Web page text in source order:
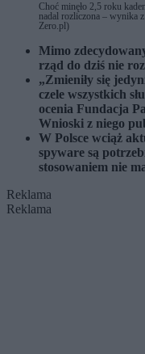
Choć minęło 2,5 roku
nadal rozliczona – wynika
Zero.pl)
Mimo
rząd do dziś nie
„Zmieniły się
czele wszystkich
ocenia Fundacja
Wnioski z niego
W Polsce wciąż
spyware są
stosowaniem nie
Reklama
Reklama